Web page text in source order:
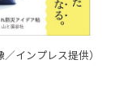
インプレス提供）